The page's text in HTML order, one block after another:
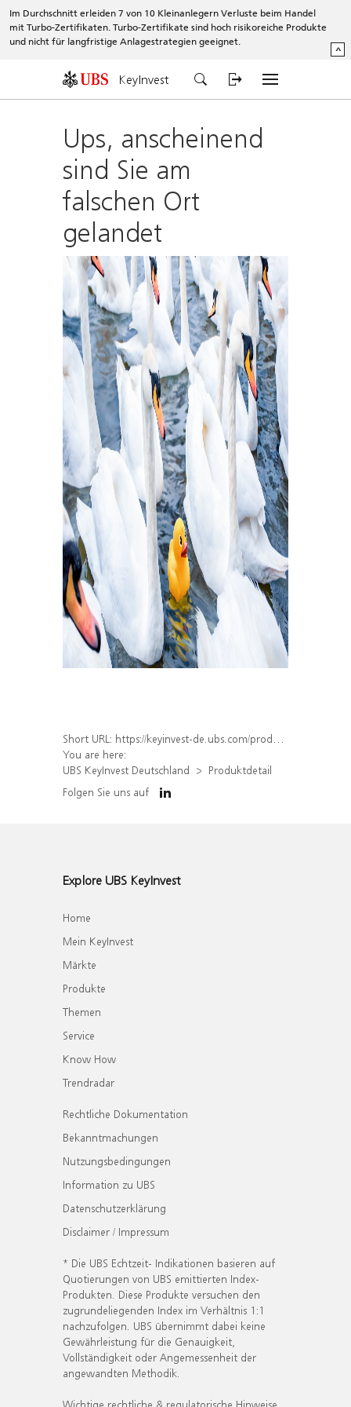
Im Durchschnitt erleiden 7 von 10 Kleinanlegern Verluste beim Handel
mit Turbo-Zertifikaten. Turbo-Zertifikate sind hoch risikoreiche Produkte
und nicht für langfristige Anlagestrategien geeignet.
^
KeyInvest
Ups, anscheinend
sind Sie am
falschen Ort
gelandet
Short URL: https://keyinvest-de.ubs.com/produkt/detail/index/isin/DE000WA7DG01
You are here:
UBS KeyInvest Deutschland
Produktdetail
Folgen Sie uns auf
Explore UBS KeyInvest
Home
Mein KeyInvest
Märkte
Produkte
Themen
Service
Know How
Trendradar
Rechtliche Dokumentation
Bekanntmachungen
Nutzungsbedingungen
Information zu UBS
Datenschutzerklärung
Disclaimer / Impressum
* Die UBS Echtzeit- Indikationen basieren auf
Quotierungen von UBS emittierten Index-
Produkten. Diese Produkte versuchen den
zugrundeliegenden Index im Verhältnis 1:1
nachzufolgen. UBS übernimmt dabei keine
Gewährleistung für die Genauigkeit,
Vollständigkeit oder Angemessenheit der
angewandten Methodik.